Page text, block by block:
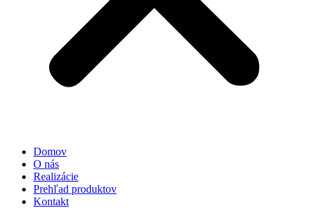
Domov
O nás
Realizácie
Prehľad produktov
Kontakt